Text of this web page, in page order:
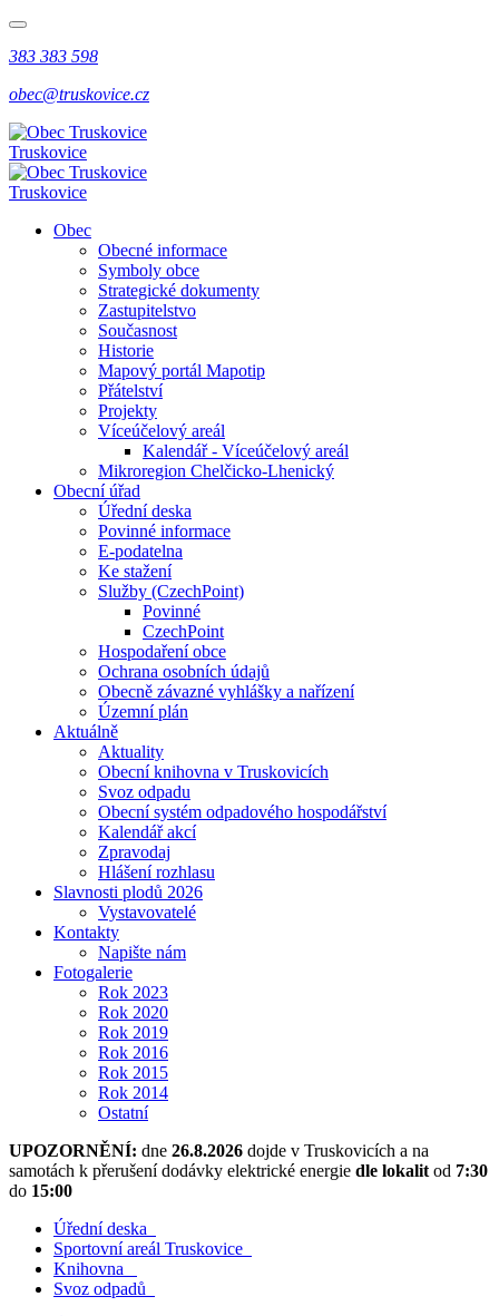
383 383 598
obec@truskovice.cz
Truskovice
Truskovice
Obec
Obecné informace
Symboly obce
Strategické dokumenty
Zastupitelstvo
Současnost
Historie
Mapový portál Mapotip
Přátelství
Projekty
Víceúčelový areál
Kalendář - Víceúčelový areál
Mikroregion Chelčicko-Lhenický
Obecní úřad
Úřední deska
Povinné informace
E-podatelna
Ke stažení
Služby (CzechPoint)
Povinné
CzechPoint
Hospodaření obce
Ochrana osobních údajů
Obecně závazné vyhlášky a nařízení
Územní plán
Aktuálně
Aktuality
Obecní knihovna v Truskovicích
Svoz odpadu
Obecní systém odpadového hospodářství
Kalendář akcí
Zpravodaj
Hlášení rozhlasu
Slavnosti plodů 2026
Vystavovatelé
Kontakty
Napište nám
Fotogalerie
Rok 2023
Rok 2020
Rok 2019
Rok 2016
Rok 2015
Rok 2014
Ostatní
UPOZORNĚNÍ: dne 26.8.2026 dojde v Truskovicích a na
samotách k přerušení dodávky elektrické energie dle lokalit od 7:30
do 15:00
Úřední deska
Sportovní areál Truskovice
Knihovna
Svoz odpadů